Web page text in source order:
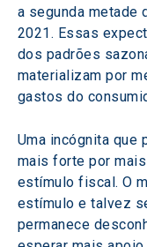
a segunda metade
2021. Essas
dos padrões
materializam por
gastos do
Uma incógnita que
mais forte por
estímulo fiscal. O
estímulo e talvez
permanece